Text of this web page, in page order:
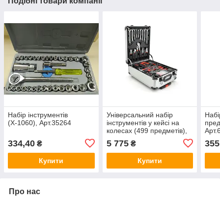
Набір інструментів
(Х-1060), Арт.35264
334,40 ₴
Купити
Універсальний набір
інструментів у кейсі на
колесах (499 предметів),
5 775₴
Купити
Про нас